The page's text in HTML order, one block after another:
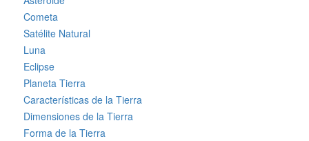
Cometa
Satélite Natural
Luna
Eclipse
Planeta Tierra
Características de la Tierra
Dimensiones de la Tierra
Forma de la Tierra